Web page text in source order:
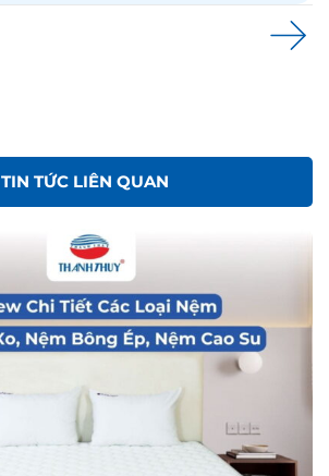
TIN TỨC LIÊN QUAN